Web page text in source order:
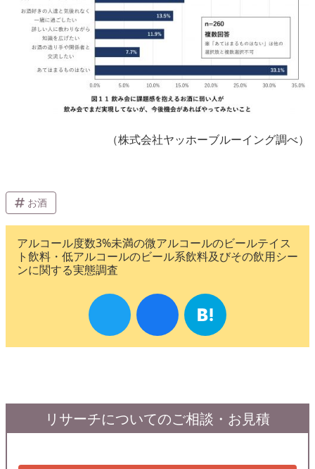
（株式会社ヤッホーブルーイング調べ）
お酒
アルコール度数3%未満の微アルコールのビールテイス
ト飲料・低アルコールのビール系飲料及びその飲用シー
ンに関する実態調査
リサーチについてのご相談・お見積